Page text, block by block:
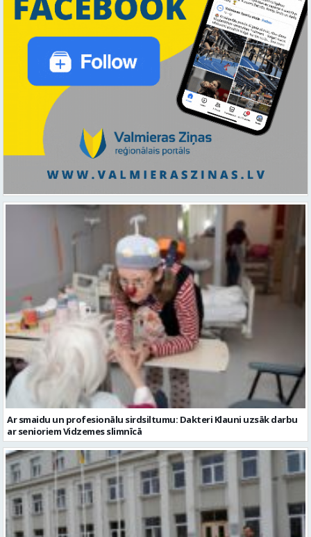
Ar smaidu un profesionālu sirdsiltumu: Dakteri Klauni uzsāk darbu
ar senioriem Vidzemes slimnīcā